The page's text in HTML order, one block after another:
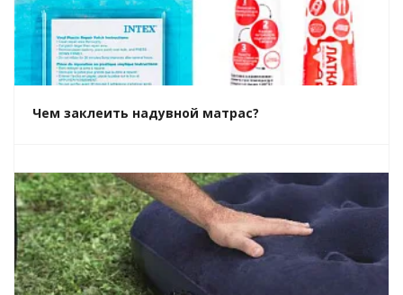
Чем заклеить надувной матрас?